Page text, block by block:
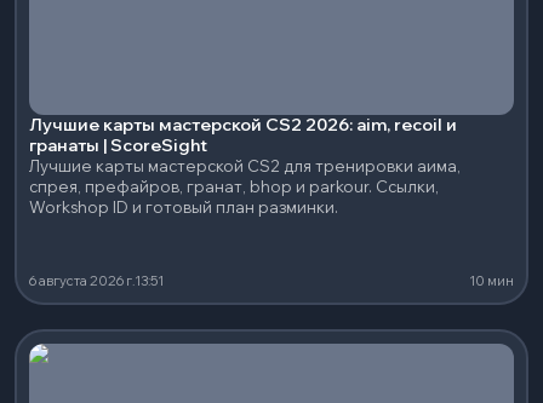
Лучшие карты мастерской CS2 2026: aim, recoil и
гранаты | ScoreSight
Лучшие карты мастерской CS2 для тренировки аима,
спрея, префайров, гранат, bhop и parkour. Ссылки,
Workshop ID и готовый план разминки.
6 августа 2026 г.13:51 10 мин